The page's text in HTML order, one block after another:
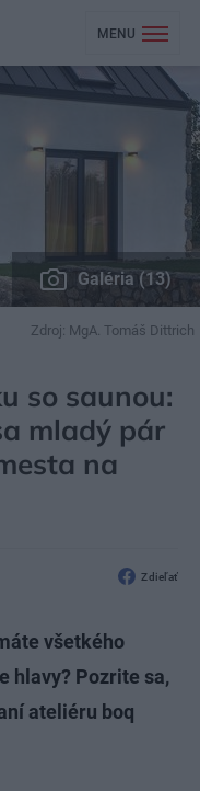
MENU
Galéria (13)
Zdroj: MgA. Tomáš Dittrich
so saunou:
mladý pár
na
Zdieľať
všetkého
hlavy? Pozrite sa,
ateliéru boq